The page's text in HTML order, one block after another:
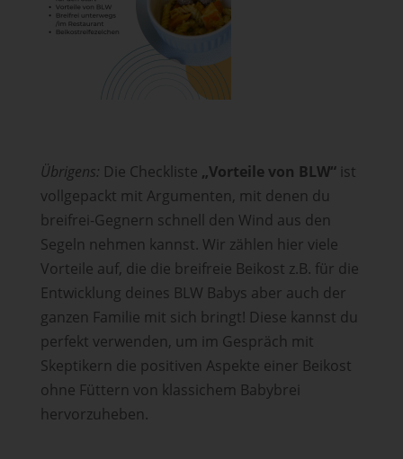
Übrigens: Die Checkliste „Vorteile von BLW“ist
vollgepackt mit Argumenten, mit denen du
breifrei-Gegnern schnell den Wind aus den
Segeln nehmen kannst. Wir zählen hier viele
Vorteile auf, die die breifreie Beikost z.B. für die
Entwicklung deines BLW Babys aber auch der
ganzen Familie mit sich bringt! Diese kannst du
perfekt verwenden, um im Gespräch mit
Skeptikern die positiven Aspekte einer Beikost
ohne Füttern von klassichem Babybrei
hervorzuheben.